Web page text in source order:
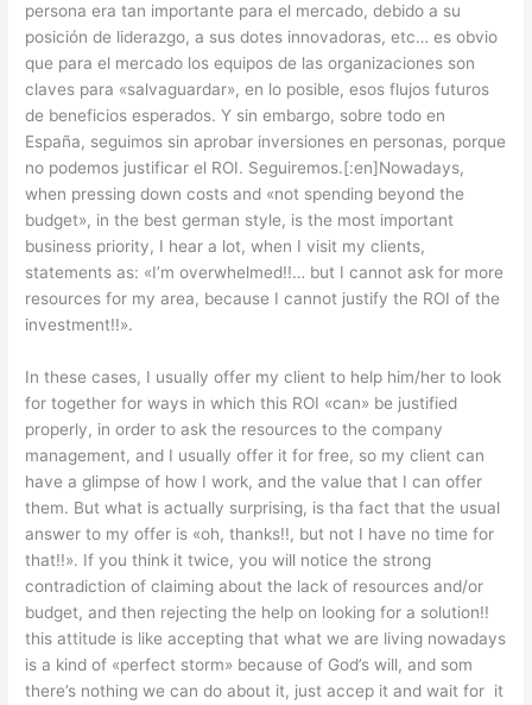
persona era tan importante para el mercado, debido a su
posición de liderazgo, a sus dotes innovadoras, etc… es obvio
que para el mercado los equipos de las organizaciones son
claves para «salvaguardar», en lo posible, esos flujos futuros
de beneficios esperados. Y sin embargo, sobre todo en
España, seguimos sin aprobar inversiones en personas, porque
no podemos justificar el ROI. Seguiremos.[:en]Nowadays,
when pressing down costs and «not spending beyond the
budget», in the best german style, is the most important
business priority, I hear a lot, when I visit my clients,
statements as: «I’m overwhelmed!!… but I cannot ask for more
resources for my area, because I cannot justify the ROI of the
investment!!».
In these cases, I usually offer my client to help him/her to look
for together for ways in which this ROI «can» be justified
properly, in order to ask the resources to the company
management, and I usually offer it for free, so my client can
have a glimpse of how I work, and the value that I can offer
them. But what is actually surprising, is tha fact that the usual
answer to my offer is «oh, thanks!!, but not I have no time for
that!!». If you think it twice, you will notice the strong
contradiction of claiming about the lack of resources and/or
budget, and then rejecting the help on looking for a solution!!
this attitude is like accepting that what we are living nowadays
is a kind of «perfect storm» because of God’s will, and som
there’s nothing we can do about it, just accep it and wait for it